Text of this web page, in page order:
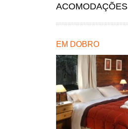
ACOMODAÇÕES
EM DOBRO